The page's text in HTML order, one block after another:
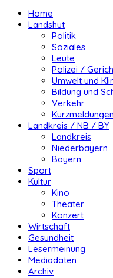
Home
Landshut
Politik
Soziales
Leute
Polizei /
Umwelt und
Bildung und
Verkehr
Kurzmeldungen
Landkreis / NB / BY
Landkreis
Niederbayern
Bayern
Sport
Kultur
Kino
Theater
Konzert
Wirtschaft
Gesundheit
Lesermeinung
Mediadaten
Archiv